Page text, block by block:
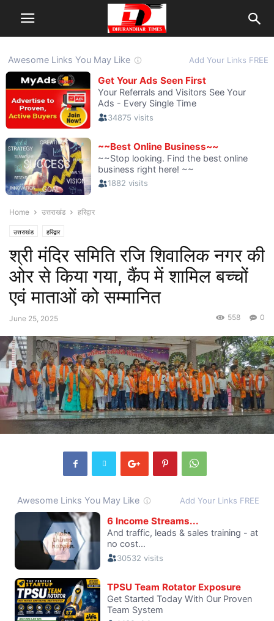
Home उत्तराखंड हरिद्वार
उत्तराखंड हरिद्वार
श्री मंदिर समिति रजि शिवालिक नगर की
ओर से किया गया, कैंप में शामिल बच्चों
एवं माताओं को सम्मानित
June 25, 2025 0
558